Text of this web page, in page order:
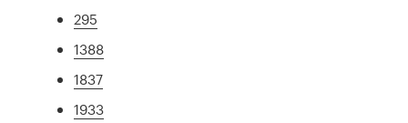
295
1388
1837
1933